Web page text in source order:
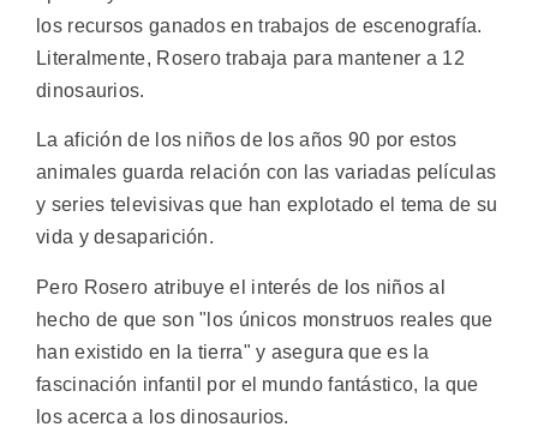
los recursos ganados en trabajos de escenografía.
Literalmente, Rosero trabaja para mantener a 12
dinosaurios.
La afición de los niños de los años 90 por estos
animales guarda relación con las variadas películas
y series televisivas que han explotado el tema de su
vida y desaparición.
Pero Rosero atribuye el interés de los niños al
hecho de que son "los únicos monstruos reales que
han existido en la tierra" y asegura que es la
fascinación infantil por el mundo fantástico, la que
los acerca a los dinosaurios.